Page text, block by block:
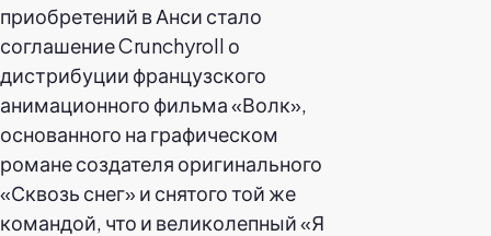
приобретений в Анси стало
соглашение Crunchyroll о
дистрибуции французского
анимационного фильма «Волк»,
основанного на графическом
романе создателя оригинального
«Сквозь снег» и снятого той же
командой, что и великолепный «Я